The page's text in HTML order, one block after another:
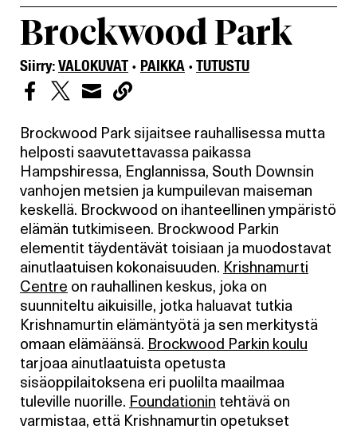
Brockwood Park
Siirry:VALOKUVAT · PAIKKA · TUTUSTU
   
Brockwood Park sijaitsee rauhallisessa mutta
helposti saavutettavassa paikassa
Hampshiressa, Englannissa, South Downsin
vanhojen metsien ja kumpuilevan maiseman
keskellä. Brockwood on ihanteellinen ympäristö
elämän tutkimiseen. Brockwood Parkin
elementit täydentävät toisiaan ja muodostavat
ainutlaatuisen kokonaisuuden. Krishnamurti
Centre on rauhallinen keskus, joka on
suunniteltu aikuisille, jotka haluavat tutkia
Krishnamurtin elämäntyötä ja sen merkitystä
omaan elämäänsä. Brockwood Parkin koulu
tarjoaa ainutlaatuista opetusta
sisäoppilaitoksena eri puolilta maailmaa
tuleville nuorille. Foundationin tehtävä on
varmistaa, että Krishnamurtin opetukset